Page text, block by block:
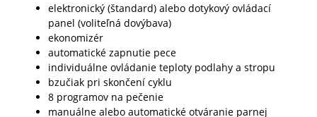
elektronický (štandard) alebo dotykový ovládací
panel (voliteľná dovýbava)
ekonomizér
automatické zapnutie pece
individuálne ovládanie teploty podlahy a stropu
bzučiak pri skončení cyklu
8 programov na pečenie
manuálne alebo automatické otváranie parnej